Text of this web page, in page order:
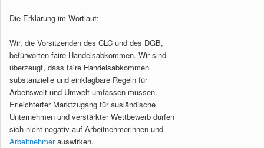
Die Erklärung im Wortlaut:
Wir, die Vorsitzenden des CLC und des DGB,
befürworten faire Handelsabkommen. Wir sind
überzeugt, dass faire Handelsabkommen
substanzielle und einklagbare Regeln für
Arbeitswelt und Umwelt umfassen müssen.
Erleichterter Marktzugang für ausländische
Unternehmen und verstärkter Wettbewerb dürfen
sich nicht negativ auf Arbeitnehmerinnen und
Arbeitnehmerauswirken.